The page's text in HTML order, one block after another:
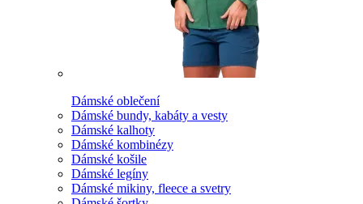
Dámské oblečení
Dámské bundy, kabáty a vesty
Dámské kalhoty
Dámské kombinézy
Dámské košile
Dámské legíny
Dámské mikiny, fleece a svetry